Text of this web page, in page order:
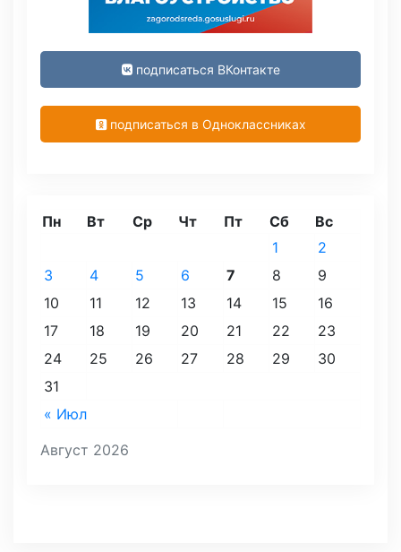
подписаться ВКонтакте
подписаться в Одноклассниках
Август 2026
Пн Вт Ср Чт Пт Сб Вс
« Июл
1
2
3
4 5 6 7 8
9
10
11 12 13 14 15
16
17
18 19 20 21 22
23
24
25 26 27 28 29
30
31